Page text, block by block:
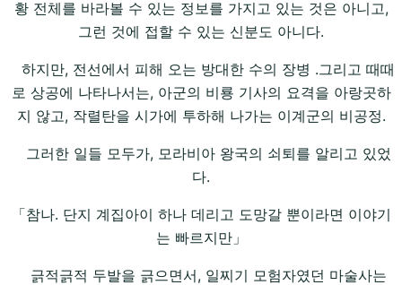
황 전체를 바라볼 수 있는 정보를 가지고 있는 것은 아니고,
그런 것에 접할 수 있는 신분도 아니다.
하지만, 전선에서 피해 오는 방대한 수의 장병 .그리고 때때
로 상공에 나타나서는, 아군의 비룡 기사의 요격을 아랑곳하
지 않고, 작렬탄을 시가에 투하해 나가는 이계군의 비공정.
그러한 일들 모두가, 모라비아 왕국의 쇠퇴를 알리고 있었
다.
「참나. 단지 계집아이 하나 데리고 도망갈 뿐이라면 이야기
는 빠르지만」
긁적긁적 두발을 긁으면서, 일찌기 모험자였던 마술사는